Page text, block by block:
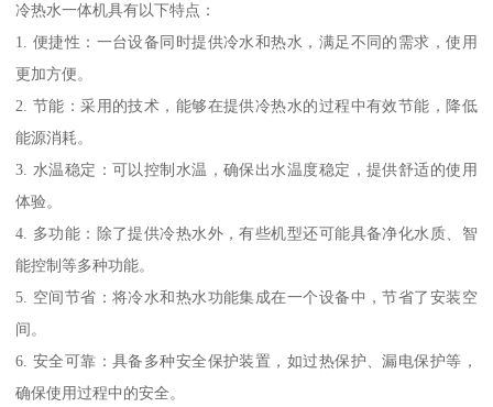
冷热水一体机具有以下特点：
1. 便捷性：一台设备同时提供冷水和热水，满足不同的需求，使用
更加方便。
2. 节能：采用的技术，能够在提供冷热水的过程中有效节能，降低
能源消耗。
3. 水温稳定：可以控制水温，确保出水温度稳定，提供舒适的使用
体验。
4. 多功能：除了提供冷热水外，有些机型还可能具备净化水质、智
能控制等多种功能。
5. 空间节省：将冷水和热水功能集成在一个设备中，节省了安装空
间。
6. 安全可靠：具备多种安全保护装置，如过热保护、漏电保护等，
确保使用过程中的安全。